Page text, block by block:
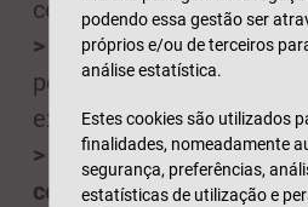
com a máquina
> H33c - ViaCard:
portagem em que o
exclusivamente com o
> H46 - Zona residencial
coexistência:indicação
podendo essa gestão ser
próprios e/ou de terceiros
análise estatística.
Estes cookies são utilizados
finalidades, nomeadamente
segurança, preferências,
estatísticas de utilização e